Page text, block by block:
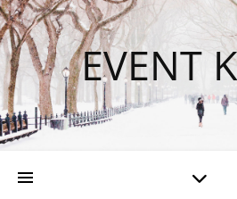
EVENT